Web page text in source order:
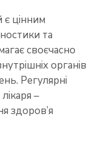
є цінним
та
своєчасно
органів
Регулярні
–
здоров’я